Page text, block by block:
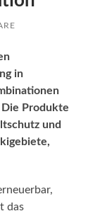
in
Produkte
und
das